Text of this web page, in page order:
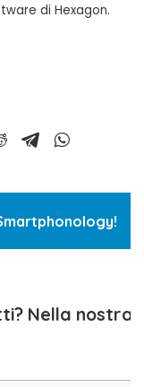
di Hexagon.
Nella nostra